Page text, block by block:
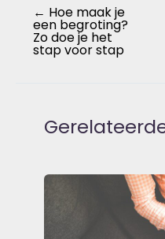
← Hoe maak je
een begroting?
Zo doe je het
stap voor stap